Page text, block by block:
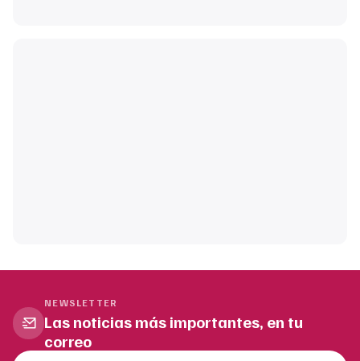
NEWSLETTER
Las noticias más importantes, en tu
correo